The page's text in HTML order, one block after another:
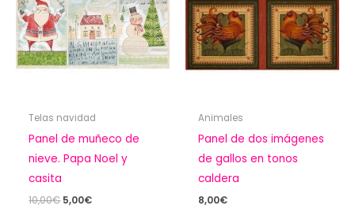
Telas navidad
Panel de muñeco de
nieve. Papa Noel y
casita
10,00€ El
5,00€El
Animales
Panel de dos imágenes
de gallos en tonos
caldera
8,00€